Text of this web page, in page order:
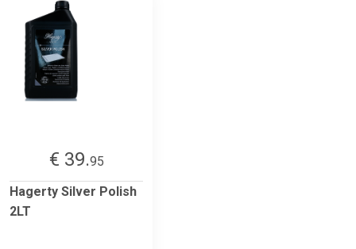
€ 39.95
Hagerty Silver Polish
2LT